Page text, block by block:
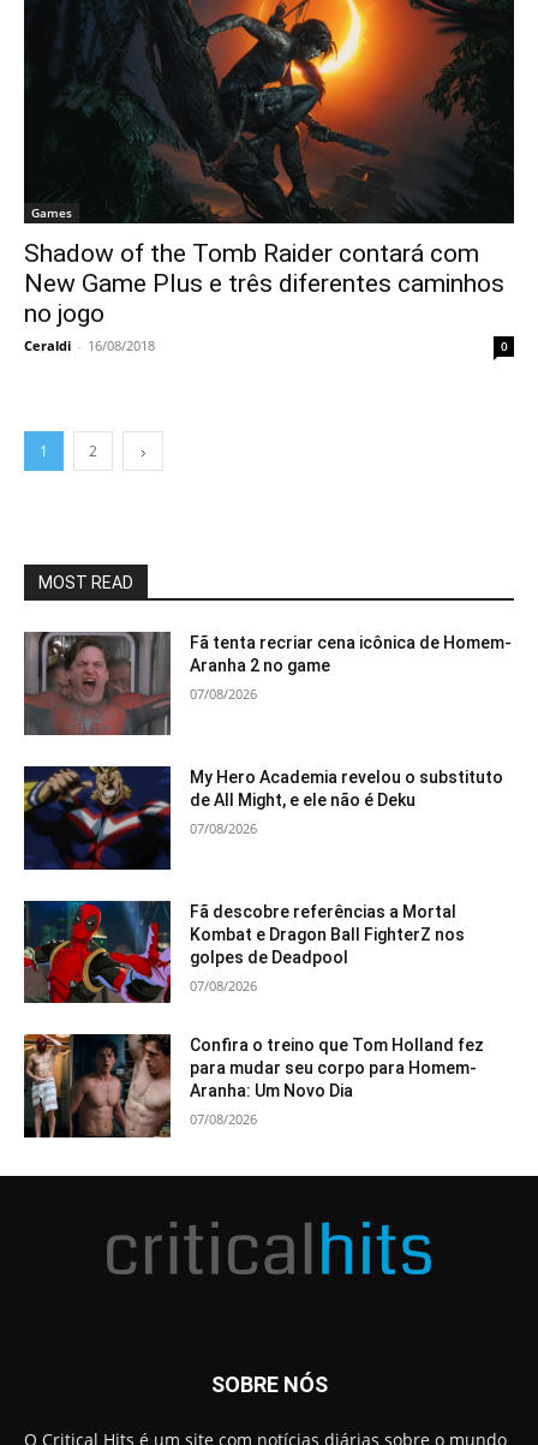
Games
Shadow of the Tomb Raider contará com
New Game Plus e três diferentes caminhos
no jogo
Ceraldi - 16/08/2018 0
1 2
MOST READ
Fã tenta recriar cena icônica de Homem-
Aranha 2 no game
07/08/2026
My Hero Academia revelou o substituto
de All Might, e ele não é Deku
07/08/2026
Fã descobre referências a Mortal
Kombat e Dragon Ball FighterZ nos
golpes de Deadpool
07/08/2026
Confira o treino que Tom Holland fez
para mudar seu corpo para Homem-
Aranha: Um Novo Dia
07/08/2026
SOBRE NÓS
O Critical Hits é um site com notícias diárias sobre o mundo